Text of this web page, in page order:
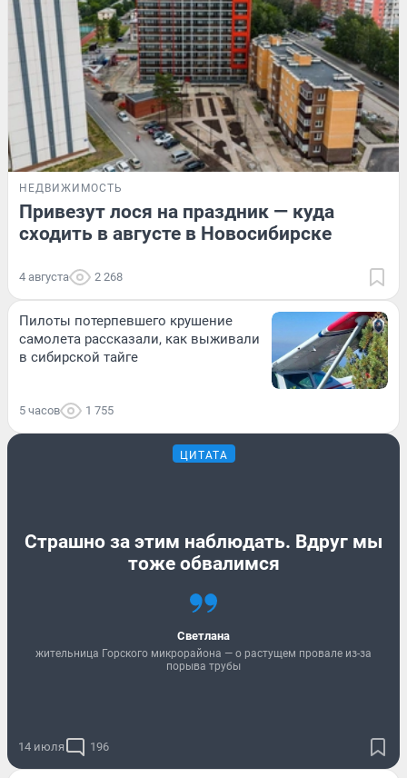
НЕДВИЖИМОСТЬ
Привезут лося на праздник — куда
сходить в августе в Новосибирске
4 августа 2 268
Пилоты потерпевшего крушение
самолета рассказали, как выживали
в сибирской тайге
5 часов 1 755
ЦИТАТА
Страшно за этим наблюдать. Вдруг мы
тоже обвалимся
Светлана
жительница Горского микрорайона — о растущем провале из-за
порыва трубы
14 июля 196